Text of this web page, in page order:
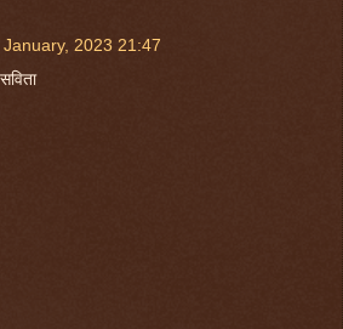
January, 2023 21:47